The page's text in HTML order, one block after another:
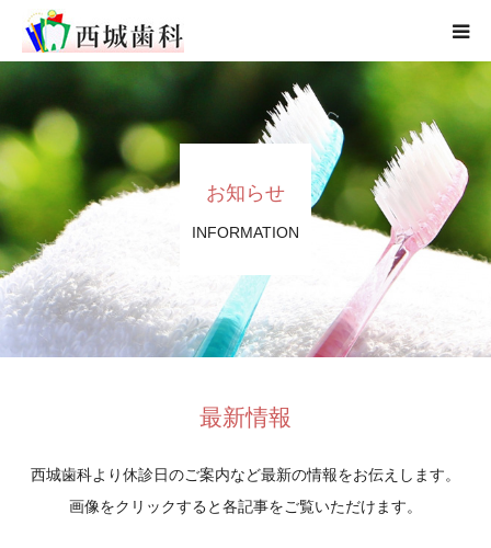
お知らせ
INFORMATION
最新情報
西城歯科より休診日のご案内など最新の情報をお伝えします。
画像をクリックすると各記事をご覧いただけます。
当院のコンセプト
医院紹介
診療のご案内
スタッフ紹介
アクセスマップ